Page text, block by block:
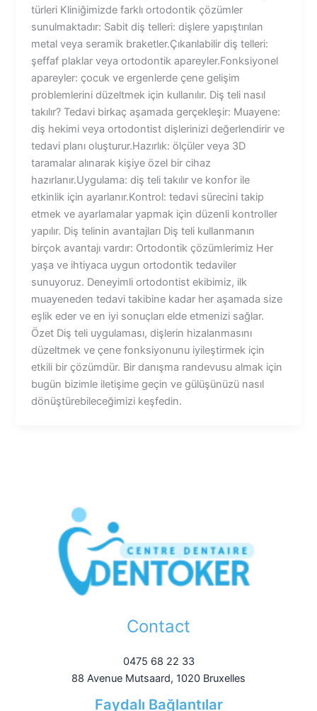
türleri Kliniğimizde farklı ortodontik çözümler
sunulmaktadır: Sabit diş telleri: dişlere yapıştırılan
metal veya seramik braketler.Çıkarılabilir diş telleri:
şeffaf plaklar veya ortodontik apareyler.Fonksiyonel
apareyler: çocuk ve ergenlerde çene gelişim
problemlerini düzeltmek için kullanılır. Diş teli nasıl
takılır? Tedavi birkaç aşamada gerçekleşir: Muayene:
diş hekimi veya ortodontist dişlerinizi değerlendirir ve
tedavi planı oluşturur.Hazırlık: ölçüler veya 3D
taramalar alınarak kişiye özel bir cihaz
hazırlanır.Uygulama: diş teli takılır ve konfor ile
etkinlik için ayarlanır.Kontrol: tedavi sürecini takip
etmek ve ayarlamalar yapmak için düzenli kontroller
yapılır. Diş telinin avantajları Diş teli kullanmanın
birçok avantajı vardır: Ortodontik çözümlerimiz Her
yaşa ve ihtiyaca uygun ortodontik tedaviler
sunuyoruz. Deneyimli ortodontist ekibimiz, ilk
muayeneden tedavi takibine kadar her aşamada size
eşlik eder ve en iyi sonuçları elde etmenizi sağlar.
Özet Diş teli uygulaması, dişlerin hizalanmasını
düzeltmek ve çene fonksiyonunu iyileştirmek için
etkili bir çözümdür. Bir danışma randevusu almak için
bugün bizimle iletişime geçin ve gülüşünüzü nasıl
dönüştürebileceğimizi keşfedin.
Contact
0475 68 22 33
88 Avenue Mutsaard, 1020 Bruxelles
Faydalı Bağlantılar